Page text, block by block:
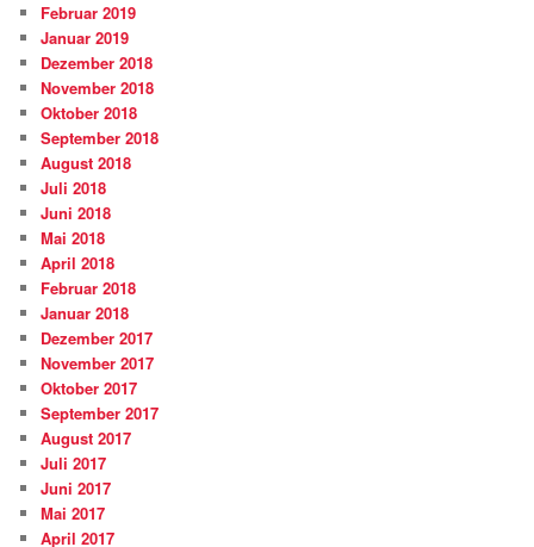
Februar 2019
Januar 2019
Dezember 2018
November 2018
Oktober 2018
September 2018
August 2018
Juli 2018
Juni 2018
Mai 2018
April 2018
Februar 2018
Januar 2018
Dezember 2017
November 2017
Oktober 2017
September 2017
August 2017
Juli 2017
Juni 2017
Mai 2017
April 2017